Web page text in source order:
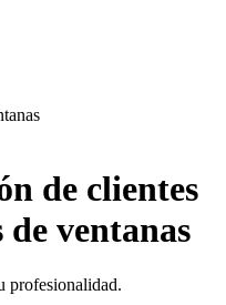
de clientes
ventanas
profesionalidad.